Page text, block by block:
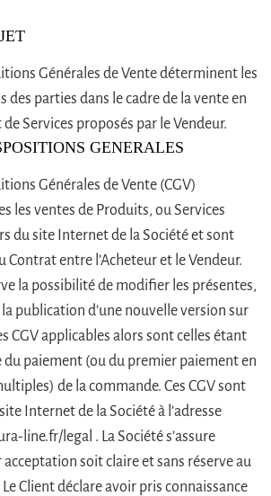
Générales de Vente déterminent les
parties dans le cadre de la vente en
Services proposés par le Vendeur.
GENERALES
Générales de Vente (CGV)
les ventes de Produits, ou Services
du site Internet de la Société et sont
entre l’Acheteur et le Vendeur.
la possibilité de modifier les présentes,
publication d’une nouvelle version sur
CGV applicables alors sont celles étant
du paiement (ou du premier paiement en
de la commande. Ces CGV sont
Internet de la Société à l’adresse
line.fr/legal . La Société s’assure
soit claire et sans réserve au
Client déclare avoir pris connaissance